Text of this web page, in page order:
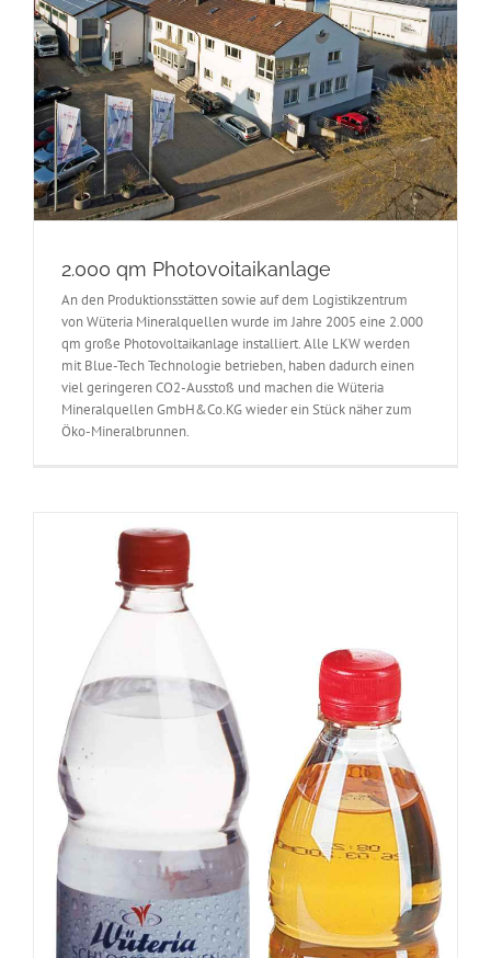
2.000 qm Photovoitaikanlage
An den Produktionsstätten sowie auf dem Logistikzentrum
von Wüteria Mineralquellen wurde im Jahre 2005 eine 2.000
qm große Photovoltaikanlage installiert. Alle LKW werden
mit Blue-Tech Technologie betrieben, haben dadurch einen
viel geringeren CO2-Ausstoß und machen die Wüteria
Mineralquellen GmbH&Co.KG wieder ein Stück näher zum
Öko-Mineralbrunnen.